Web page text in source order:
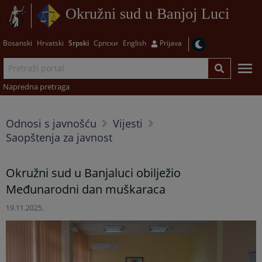
Okružni sud u Banjoj Luci
Bosanski Hrvatski Srpski Српски English Prijava
Napredna pretraga
Odnosi s javnošću
Vijesti
Saopštenja za javnost
Okružni sud u Banjaluci obilježio
Međunarodni dan muškaraca
19.11.2025.